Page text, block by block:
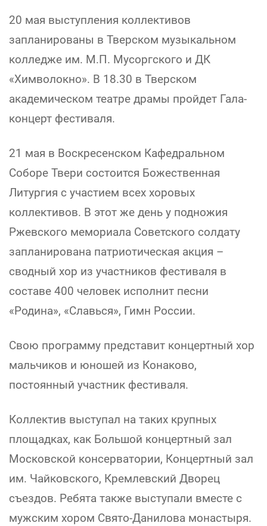
20 мая выступления коллективов
запланированы в Тверском музыкальном
колледже им. М.П. Мусоргского и ДК
«Химволокно». В 18.30 в Тверском
академическом театре драмы пройдет Гала-
концерт фестиваля.
21 мая в Воскресенском Кафедральном
Соборе Твери состоится Божественная
Литургия с участием всех хоровых
коллективов. В этот же день у подножия
Ржевского мемориала Советского солдату
запланирована патриотическая акция –
сводный хор из участников фестиваля в
составе 400 человек исполнит песни
«Родина», «Славься», Гимн России.
Свою программу представит концертный хор
мальчиков и юношей из Конаково,
постоянный участник фестиваля.
Коллектив выступал на таких крупных
площадках, как Большой концертный зал
Московской консерватории, Концертный зал
им. Чайковского, Кремлевский Дворец
съездов. Ребята также выступали вместе с
мужским хором Свято-Данилова монастыря.